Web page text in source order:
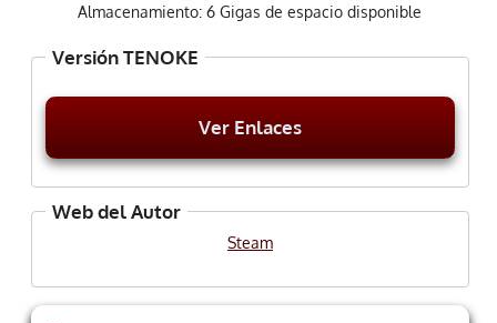
Almacenamiento: 6 Gigas de espacio disponible
Versión TENOKE
Ver Enlaces
Web del Autor
Steam